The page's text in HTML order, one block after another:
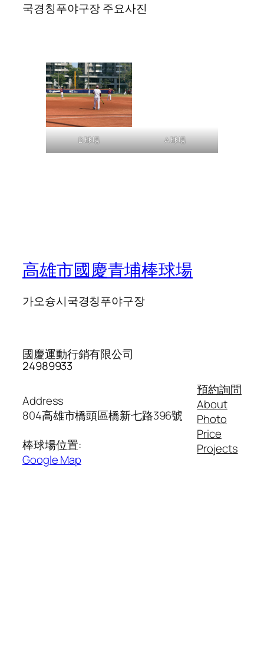
국경칭푸야구장 주요사진
B 球場 A 球場
高雄市國慶青埔棒球場
가오슝시국경칭푸야구장
國慶運動行銷有限公司
24989933
Address
804高雄市橋頭區橋新七路396號
棒球場位置:
Google Map
預約詢問
About
Photo
Price
Projects